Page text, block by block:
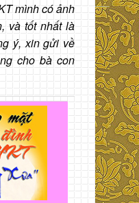
mình có ảnh
và tốt nhất là
ý, xin gửi về
cho bà con